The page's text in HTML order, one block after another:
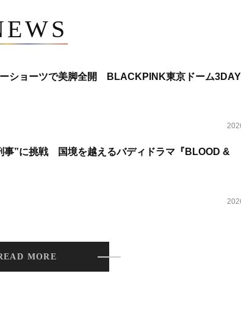
ショーツで美脚全開 BLACKPINK東京ドーム
事”に挑戦 国境を越えるバディドラマ『BLOOD &
MORE